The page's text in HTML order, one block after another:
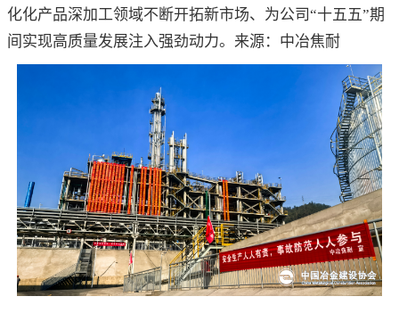
化化产品深加工领域不断开拓新市场、为公司“十五五”期
间实现高质量发展注入强劲动力。来源：中冶焦耐